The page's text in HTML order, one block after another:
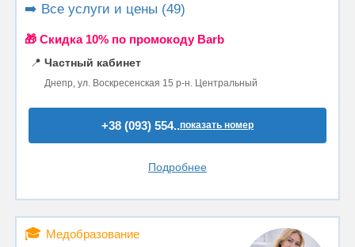
➡️ Все услуги и цены (49)
🎁 Cкидка 10% по промокоду Barb
📍 Частный кабинет
Днепр, ул. Воскресенская 15 р-н. Центральный
+38 (093) 554..показать номер
Подробнее
🎓 Медобразование